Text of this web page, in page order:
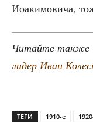
Иоаки­мо­ви­ча,
Читай­те так­же
лидер Иван
ТЕГИ 1910-е